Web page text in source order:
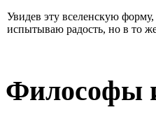
Увидев эту вселенскую
испытываю радость, но в то
Философы